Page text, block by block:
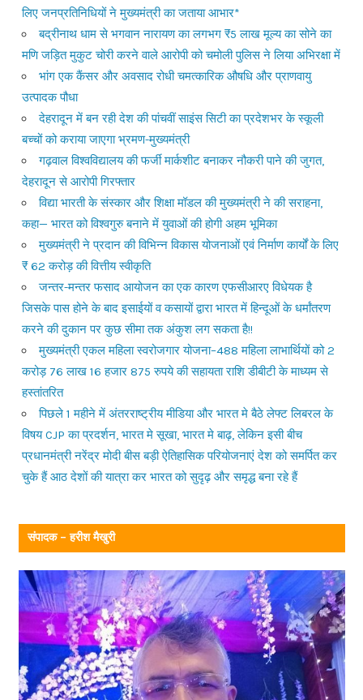
लिए जनप्रतिनिधियों ने मुख्यमंत्री का जताया आभार*
बद्रीनाथ धाम से भगवान नारायण का लगभग ₹5 लाख मूल्य का सोने का
मणि जड़ित मुकुट चोरी करने वाले आरोपी को चमोली पुलिस ने लिया अभिरक्षा में
भांग एक कैंसर और अवसाद रोधी चमत्कारिक औषधि और प्राणवायु
उत्पादक पौधा
देहरादून में बन रही देश की पांचवीं साइंस सिटी का प्रदेशभर के स्कूली
बच्चों को कराया जाएगा भ्रमण-मुख्यमंत्री
गढ़वाल विश्वविद्यालय की फर्जी मार्कशीट बनाकर नौकरी पाने की जुगत,
देहरादून से आरोपी गिरफ्तार
विद्या भारती के संस्कार और शिक्षा मॉडल की मुख्यमंत्री ने की सराहना,
कहा— भारत को विश्वगुरु बनाने में युवाओं की होगी अहम भूमिका
मुख्यमंत्री ने प्रदान की विभिन्न विकास योजनाओं एवं निर्माण कार्यों के लिए
₹ 62 करोड़ की वित्तीय स्वीकृति
जन्तर-मन्तर फसाद आयोजन का एक कारण एफसीआरए विधेयक है
जिसके पास होने के बाद इसाईयों व कसायों द्वारा भारत में हिन्दूओं के धर्मांतरण
करने की दुकान पर कुछ सीमा तक अंकुश लग सकता है!!
मुख्यमंत्री एकल महिला स्वरोजगार योजना–488 महिला लाभार्थियों को 2
करोड़ 76 लाख 16 हजार 875 रुपये की सहायता राशि डीबीटी के माध्यम से
हस्तांतरित
पिछले 1 महीने में अंतरराष्ट्रीय मीडिया और भारत मे बैठे लेफ्ट लिबरल के
विषय CJP का प्रदर्शन, भारत मे सूखा, भारत मे बाढ़, लेकिन इसी बीच
प्रधानमंत्री नरेंद्र मोदी बीस बड़ी ऐतिहासिक परियोजनाएं देश को समर्पित कर
चुके हैं आठ देशों की यात्रा कर भारत को सुदृढ़ और समृद्ध बना रहे हैं
संपादक – हरीश मैखुरी